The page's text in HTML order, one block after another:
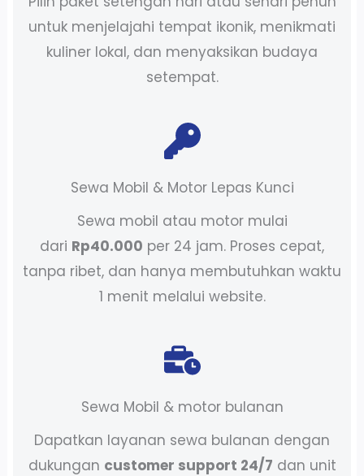
untuk menjelajahi tempat ikonik, menikmati
kuliner lokal, dan menyaksikan budaya
setempat.
Sewa Mobil & Motor Lepas Kunci
Sewa mobil atau motor mulai
dari Rp40.000 per 24 jam. Proses cepat,
tanpa ribet, dan hanya membutuhkan waktu
1 menit melalui website.
Sewa Mobil & motor bulanan
Dapatkan layanan sewa bulanan dengan
dukungan customer support 24/7 dan unit